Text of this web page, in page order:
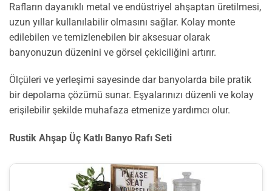
Rafların dayanıklı metal ve endüstriyel ahşaptan üretilmesi,
uzun yıllar kullanılabilir olmasını sağlar. Kolay monte
edilebilen ve temizlenebilen bir aksesuar olarak
banyonuzun düzenini ve görsel çekiciliğini artırır.
Ölçüleri ve yerleşimi sayesinde dar banyolarda bile pratik
bir depolama çözümü sunar. Eşyalarınızı düzenli ve kolay
erişilebilir şekilde muhafaza etmenize yardımcı olur.
Rustik Ahşap Üç Katlı Banyo Rafı Seti